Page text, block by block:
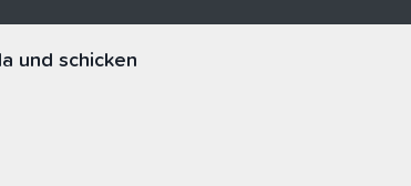
und schicken